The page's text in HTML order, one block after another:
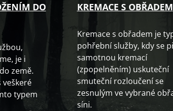
DO
je i
země.
veškeré
typem
KREMACE S OBŘADEM
Kremace s obřadem je
pohřební služby, kdy se
samotnou kremací
(zpopelněním) uskuteční
smuteční rozloučení se
zesnulým ve vybrané
síni.